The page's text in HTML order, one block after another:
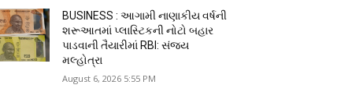
BUSINESS : આગામી નાણાકીય વર્ષની
શરૂઆતમાં પ્લાસ્ટિકની નોટો બહાર
પાડવાની તૈયારીમાં RBI: સંજય
મલ્હોત્રા
August 6, 2026 5:55 PM